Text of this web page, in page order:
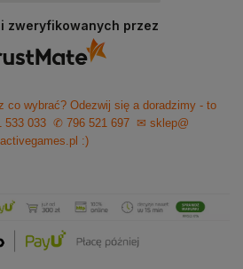
zweryfikowanych przez
co wybrać? Odezwij się a doradzimy - to
533 033 ✆ 796 521 697
✉ sklep@
activegames.pl :)